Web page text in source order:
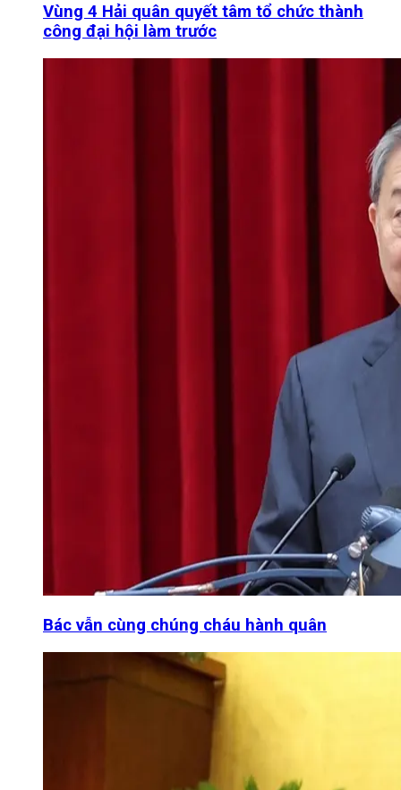
Vùng 4 Hải quân quyết tâm tổ chức thành
công đại hội làm trước
Bác vẫn cùng chúng cháu hành quân